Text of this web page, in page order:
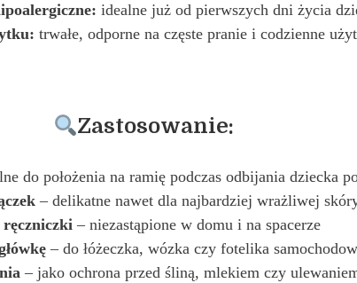
idealne już od pierwszych dni życia
trwałe, odporne na częste pranie i codzienne
Zastosowanie:
do położenia na ramię podczas odbijania dziecka
– delikatne nawet dla najbardziej wrażliwej
– niezastąpione w domu i na spacerze
– do łóżeczka, wózka czy fotelika
– jako ochrona przed śliną, mlekiem czy